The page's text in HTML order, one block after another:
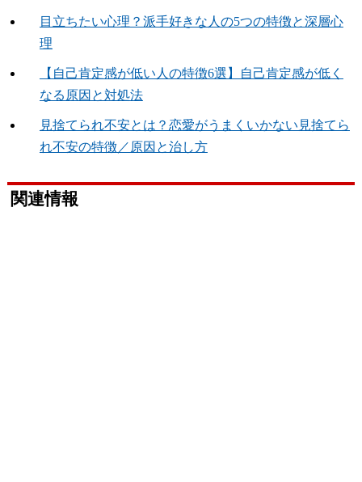
目立ちたい心理？派手好きな人の5つの特徴と深層心
理
【自己肯定感が低い人の特徴6選】自己肯定感が低く
なる原因と対処法
見捨てられ不安とは？恋愛がうまくいかない見捨てら
れ不安の特徴／原因と治し方
関連情報